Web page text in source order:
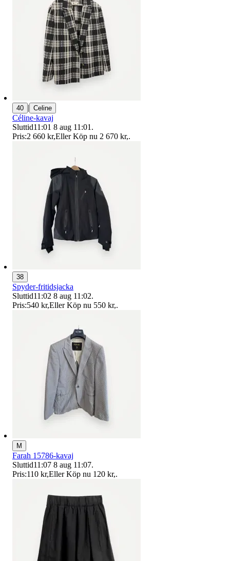
40 | Celine
Céline-kavaj
Sluttid11:01 8 aug 11:01 .
Pris:2 660 kr,Eller Köp nu 2 670 kr,.
38
Spyder-fritidsjacka
Sluttid11:02 8 aug 11:02.
Pris:540 kr,Eller Köp nu 550 kr,.
M
Farah 15786-kavaj
Sluttid11:07 8 aug 11:07.
Pris:110 kr,Eller Köp nu 120 kr,.